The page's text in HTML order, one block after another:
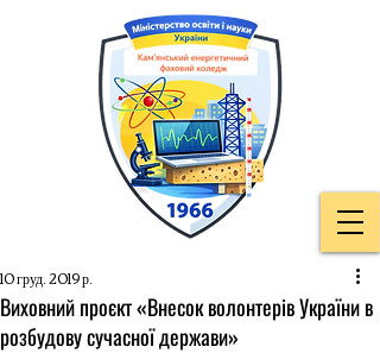
Виховний проєкт «Внесок волонтерів України в
розбудову сучасної держави»
10 груд. 2019 р.